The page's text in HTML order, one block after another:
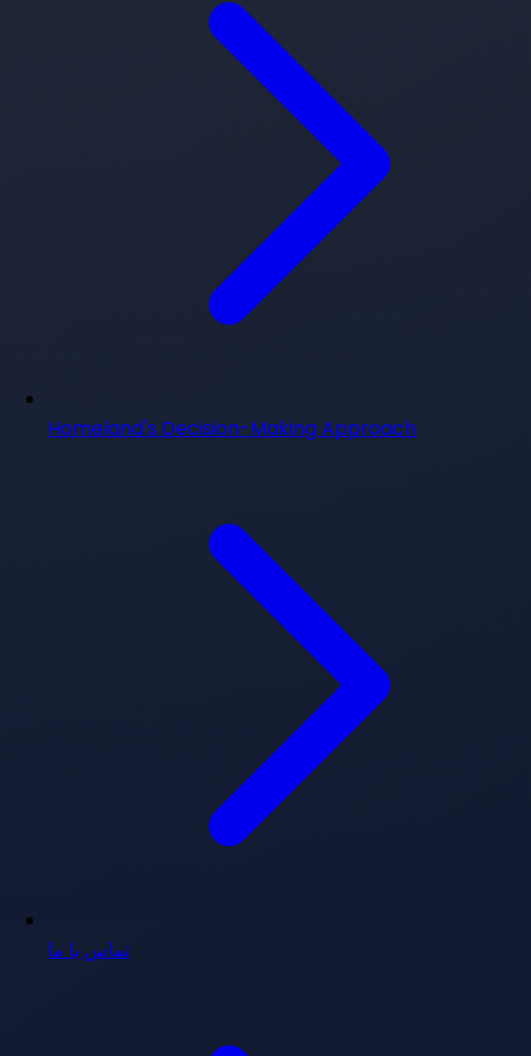
Homeland's Decision-Making Approach
تماس با ما